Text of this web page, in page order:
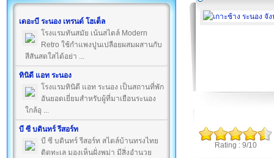
เดอะบี ระนอง เทรนด์ โฮเต็ล
โรงแรมทันสมัย เน้นสไตล์ Modern
Retro ใช้กำแพงปูนเปลือยผสมผสานกับ
สีสันสดใสได้อย่า ...
ทินิดี แอท ระนอง
โรงแรมทินิดี แอท ระนอง เป็นสถานที่พัก
อันยอดเยี่ยมสำหรับผู้ที่มาเยือนระนอง
ใกล้อุ ...
บี ซี บดินทร์ รีสอร์ท
บี ซี บดินทร์ รีสอร์ท สไตล์บ้านทรงไทย
ติดทะเล มองเห็นฝั่งพม่า มีสิ่งอำนวย
Rating : 9/10